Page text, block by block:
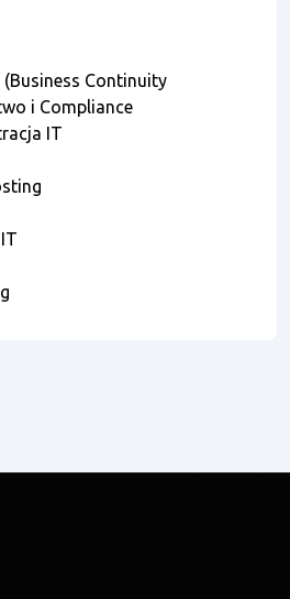
(Business Continuity
i Compliance
IT